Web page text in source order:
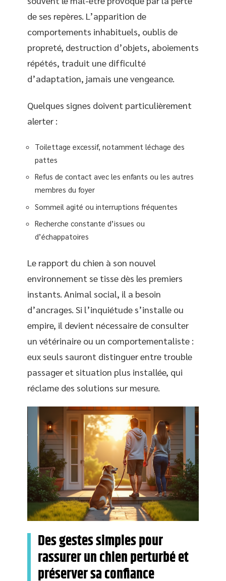
de ses repères. L’apparition de
comportements inhabituels, oublis de
propreté, destruction d’objets, aboiements
répétés, traduit une difficulté
d’adaptation, jamais une vengeance.
Quelques signes doivent particulièrement
alerter :
Toilettage excessif, notamment léchage des
pattes
Refus de contact avec les enfants ou les autres
membres du foyer
Sommeil agité ou interruptions fréquentes
Recherche constante d’issues ou
d’échappatoires
Le rapport du chien à son nouvel
environnement se tisse dès les premiers
instants. Animal social, il a besoin
d’ancrages. Si l’inquiétude s’installe ou
empire, il devient nécessaire de consulter
un vétérinaire ou un comportementaliste :
eux seuls sauront distinguer entre trouble
passager et situation plus installée, qui
réclame des solutions sur mesure.
Des gestes simples pour
rassurer un chien perturbé et
préserver sa confiance